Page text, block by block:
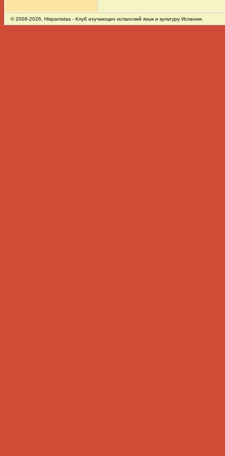
© 2008-2026, Hispanistas - Клуб изучающих испанский язык и культуру Испании.